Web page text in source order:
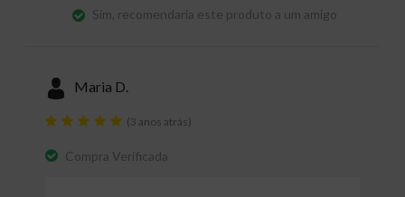
Sim, recomendaria este produto a um amigo
Maria D.
(3 anos atrás)
Compra Verificada